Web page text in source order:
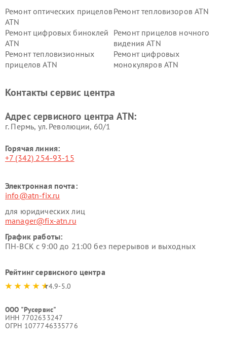
Ремонт оптических прицелов
ATN
Ремонт тепловизоров ATN
Ремонт цифровых биноклей
ATN
Ремонт прицелов ночного
видения ATN
Ремонт тепловизионных
прицелов ATN
Ремонт цифровых
монокуляров ATN
Контакты сервис центра
Адрес сервисного центра ATN:
г. Пермь, ул. ​Революции, 60/1
Горячая линия:
+7 (342) 254-93-15
Электронная почта:
info@atn-fix.ru
для юридических лиц
manager@fix-atn.ru
График работы:
ПН-ВСК с 9:00 до 21:00 без перерывов и выходных
Рейтинг сервисного центра
4.9-5.0
ООО "Русервис"
ИНН 7702633247
ОГРН 1077746335776